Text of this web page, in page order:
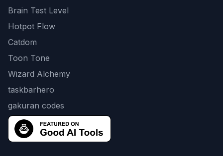
Brain Test Level
Hotpot Flow
Catdom
Toon Tone
Wizard Alchemy
taskbarhero
gakuran codes